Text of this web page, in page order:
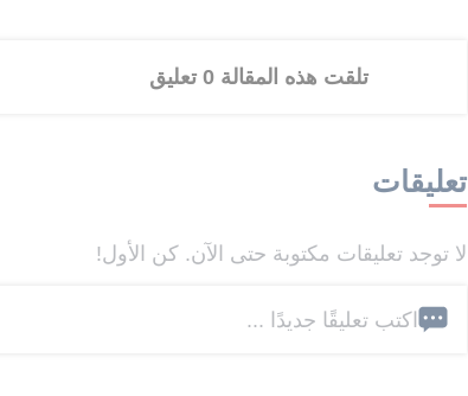
تلقت هذه المقالة 0 تعليق
تعليقات
لا توجد تعليقات مكتوبة حتى الآن. كن الأول!
اكتب تعليقًا جديدًا ...